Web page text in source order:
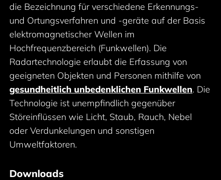
die Bezeichnung für verschiedene Erkennungs-
und Ortungsverfahren und -geräte auf der Basis
elektromagnetischer Wellen im
Hochfrequenzbereich (Funkwellen). Die
Radartechnologie erlaubt die Erfassung von
geeigneten Objekten und Personen mithilfe von
gesundheitlich unbedenklichen Funkwellen. Die
Technologie ist unempfindlich gegenüber
Störeinflüssen wie Licht, Staub, Rauch, Nebel
oder Verdunkelungen und sonstigen
Umweltfaktoren.
Downloads